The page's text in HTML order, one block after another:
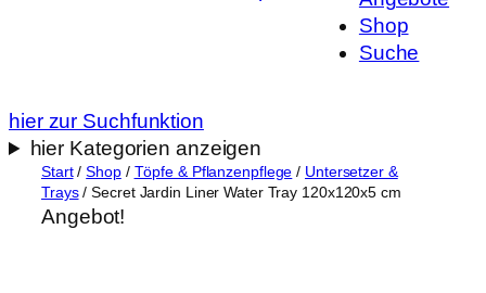
Shop
Suche
hier zur Suchfunktion
hier Kategorien anzeigen
Start/Shop/ Töpfe & Pflanzenpflege / Untersetzer &
Trays/ Secret Jardin Liner Water Tray 120x120x5 cm
Angebot!